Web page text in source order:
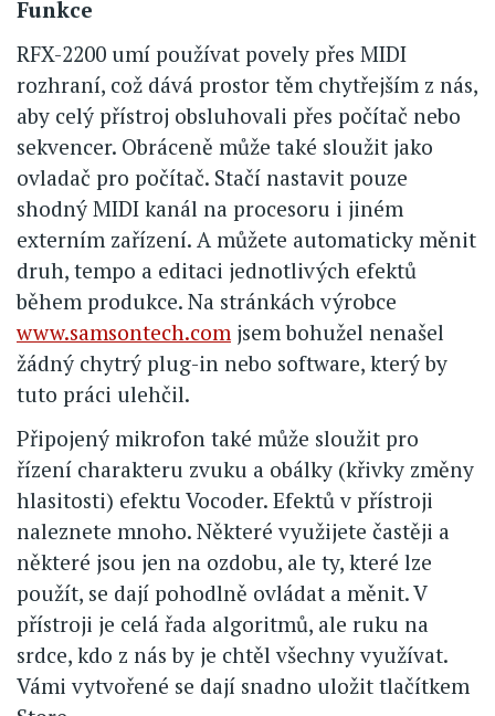
Funkce
RFX-2200 umí používat povely přes MIDI
rozhraní, což dává prostor těm chytřejším z nás,
aby celý přístroj obsluhovali přes počítač nebo
sekvencer. Obráceně může také sloužit jako
ovladač pro počítač. Stačí nastavit pouze
shodný MIDI kanál na procesoru i jiném
externím zařízení. A můžete automaticky měnit
druh, tempo a editaci jednotlivých efektů
během produkce. Na stránkách výrobce
www.samsontech.com jsem bohužel nenašel
žádný chytrý plug-in nebo software, který by
tuto práci ulehčil.
Připojený mikrofon také může sloužit pro
řízení charakteru zvuku a obálky (křivky změny
hlasitosti) efektu Vocoder. Efektů v přístroji
naleznete mnoho. Některé využijete častěji a
některé jsou jen na ozdobu, ale ty, které lze
použít, se dají pohodlně ovládat a měnit. V
přístroji je celá řada algoritmů, ale ruku na
srdce, kdo z nás by je chtěl všechny využívat.
Vámi vytvořené se dají snadno uložit tlačítkem